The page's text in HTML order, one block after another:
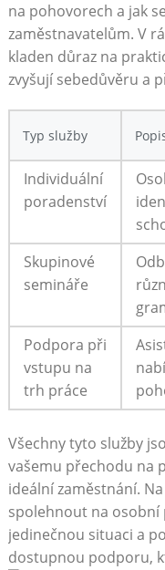
na pohovorech a jak
zaměstnavatelům. V
kladen důraz na
zvyšují sebedůvěru a
Typ služby
Individuální
poradenství
Skupinové
semináře
Podpora při
vstupu na
trh práce
Všechny tyto služby
vašemu přechodu na
ideální zaměstnání.
spolehnout na osobní
jedinečnou situaci a
dostupnou podporu,